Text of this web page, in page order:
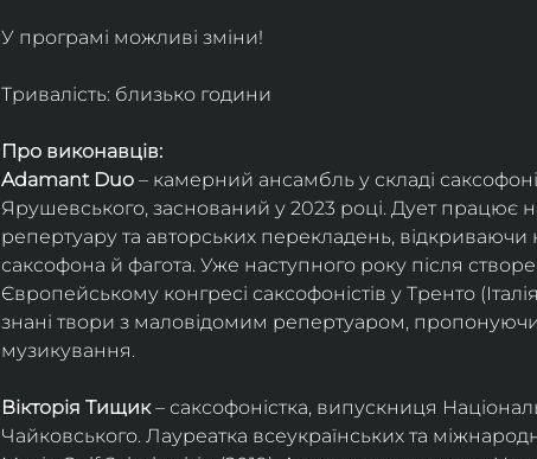
У програмі можливі зміни!
Тривалість: близько години
Про виконавців:
Adamant Duo – камерний ансамбль у складі
Ярушевського, заснований у 2023 році. Дует працює
репертуару та авторських перекладень,
саксофона й фагота. Уже наступного року після
Європейському конгресі саксофоністів у Тренто
знані твори з маловідомим репертуаром,
музикування.
Вікторія Тищик – саксофоністка, випускниця
Чайковського. Лауреатка всеукраїнських та